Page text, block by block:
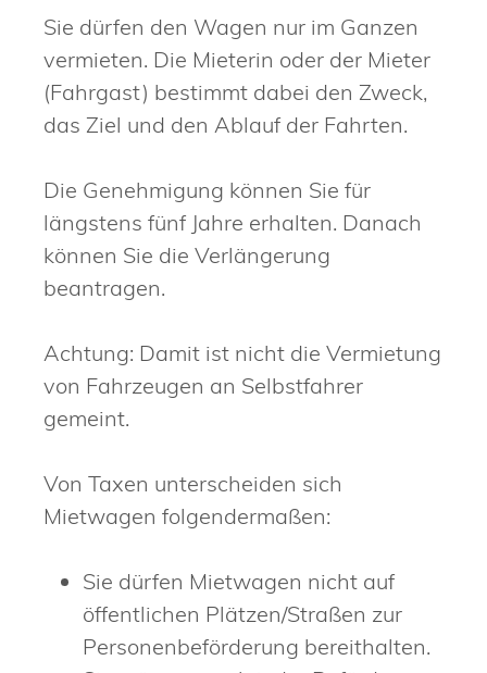
Sie dürfen den Wagen nur im Ganzen
vermieten. Die Mieterin oder der Mieter
(Fahrgast) bestimmt dabei den Zweck,
das Ziel und den Ablauf der Fahrten.
Die Genehmigung können Sie für
längstens fünf Jahre erhalten. Danach
können Sie die Verlängerung
beantragen.
Achtung: Damit ist nicht die Vermietung
von Fahrzeugen an Selbstfahrer
gemeint.
Von Taxen unterscheiden sich
Mietwagen folgendermaßen:
Sie dürfen Mietwagen nicht auf
öffentlichen Plätzen/Straßen zur
Personenbeförderung bereithalten.